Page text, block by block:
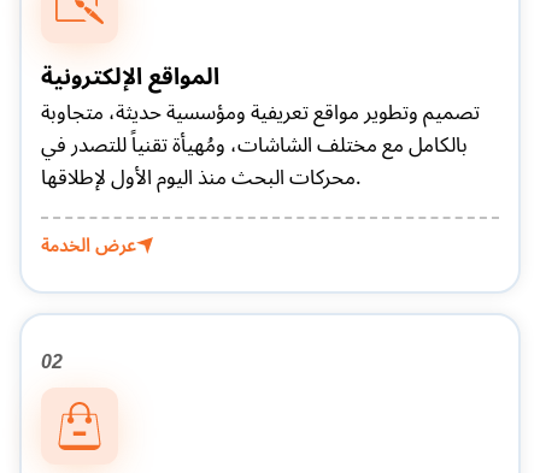
المواقع الإلكترونية
تصميم وتطوير مواقع تعريفية ومؤسسية حديثة، متجاوبة
بالكامل مع مختلف الشاشات، ومُهيأة تقنياً للتصدر في
محركات البحث منذ اليوم الأول لإطلاقها.
عرض الخدمة
02